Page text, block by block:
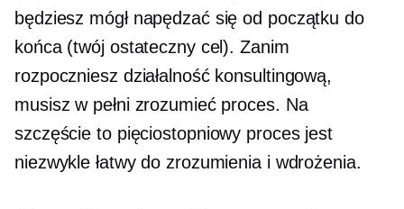
będziesz mógł napędzać się od początku do
końca (twój ostateczny cel). Zanim
rozpoczniesz działalność konsultingową,
musisz w pełni zrozumieć proces. Na
szczęście to pięciostopniowy proces jest
niezwykle łatwy do zrozumienia i wdrożenia.